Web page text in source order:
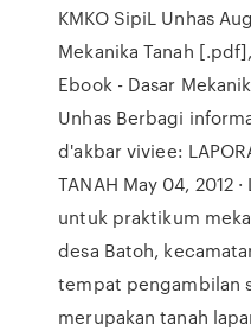
KMKO SipiL Unhas
Mekanika Tanah
Ebook - Dasar
Unhas Berbagi
d'akbar viviee:
TANAH May 04, 2012
untuk praktikum
desa Batoh,
tempat pengambilan
merupakan tanah